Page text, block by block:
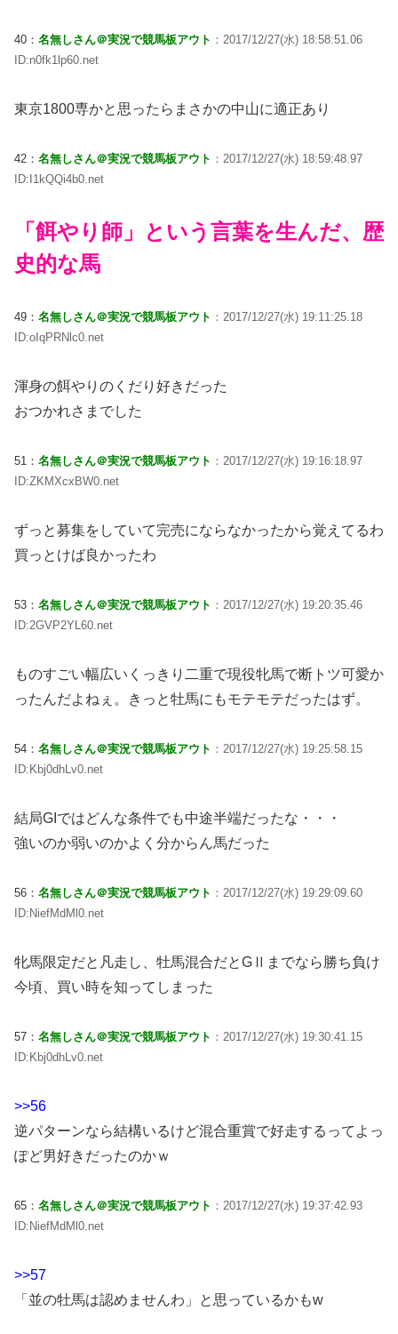
40： 名無しさん＠実況で競馬板アウト ：2017/12/27(水) 18:58:51.06
ID:n0fk1lp60.net
東京1800専かと思ったらまさかの中山に適正あり
42： 名無しさん＠実況で競馬板アウト ：2017/12/27(水) 18:59:48.97
ID:I1kQQi4b0.net
「餌やり師」という言葉を生んだ、歴
史的な馬
49： 名無しさん＠実況で競馬板アウト ：2017/12/27(水) 19:11:25.18
ID:oIqPRNlc0.net
渾身の餌やりのくだり好きだった
おつかれさまでした
51： 名無しさん＠実況で競馬板アウト ：2017/12/27(水) 19:16:18.97
ID:ZKMXcxBW0.net
ずっと募集をしていて完売にならなかったから覚えてるわ
買っとけば良かったわ
53： 名無しさん＠実況で競馬板アウト ：2017/12/27(水) 19:20:35.46
ID:2GVP2YL60.net
ものすごい幅広いくっきり二重で現役牝馬で断トツ可愛か
ったんだよねぇ。きっと牡馬にもモテモテだったはず。
54： 名無しさん＠実況で競馬板アウト ：2017/12/27(水) 19:25:58.15
ID:Kbj0dhLv0.net
結局GIではどんな条件でも中途半端だったな・・・
強いのか弱いのかよく分からん馬だった
56： 名無しさん＠実況で競馬板アウト ：2017/12/27(水) 19:29:09.60
ID:NiefMdMl0.net
牝馬限定だと凡走し、牡馬混合だとGⅡまでなら勝ち負け
今頃、買い時を知ってしまった
57： 名無しさん＠実況で競馬板アウト ：2017/12/27(水) 19:30:41.15
ID:Kbj0dhLv0.net
>>56
逆パターンなら結構いるけど混合重賞で好走するってよっ
ぽど男好きだったのかｗ
65： 名無しさん＠実況で競馬板アウト ：2017/12/27(水) 19:37:42.93
ID:NiefMdMl0.net
>>57
「並の牡馬は認めませんわ」と思っているかもw